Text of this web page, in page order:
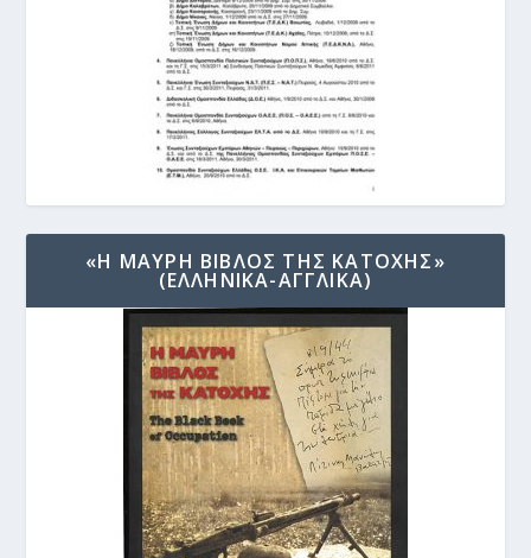
«Η ΜΑΥΡΗ ΒΙΒΛΟΣ ΤΗΣ ΚΑΤΟΧΗΣ»
(ΕΛΛΗΝΙΚΑ-ΑΓΓΛΙΚΑ)